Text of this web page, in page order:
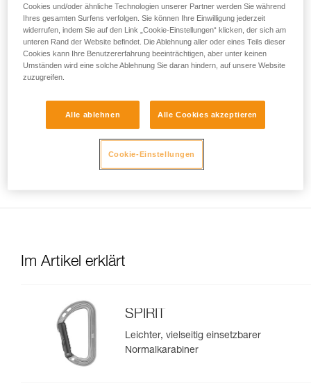
• Vergewissern Sie sich, dass sich die Elemente des
Systems und die Hülse des Karabiners nicht gegenseitig
behindern.
Hinweis
Machen Sie bei Geräten mit einem flexiblen Ring, der den
Karabiner in der richtigen Position hält (ZIGZAG, PIRANA
usw.), einen Kompatibilitätstest, wenn Sie den Karabiner
ersten Karabiner verformt wurde und den zweiten dann nicht
mehr in der richtigen Position halten kann.
Im Artikel erklärt
SPIRIT
Leichter, vielseitig einsetzbarer
Normalkarabiner
Cookies und/oder ähnliche Technologien unserer Partner werden Sie während
Ihres gesamten Surfens verfolgen. Sie können Ihre Einwilligung jederzeit
widerrufen, indem Sie auf den Link „Cookie-Einstellungen“ klicken, der sich am
unteren Rand der Website befindet. Die Ablehnung aller oder eines Teils dieser
Cookies kann Ihre Benutzererfahrung beeinträchtigen, aber unter keinen
Umständen wird eine solche Ablehnung Sie daran hindern, auf unsere Website
zuzugreifen.
Alle ablehnen Alle Cookies akzeptieren
Cookie-Einstellungen